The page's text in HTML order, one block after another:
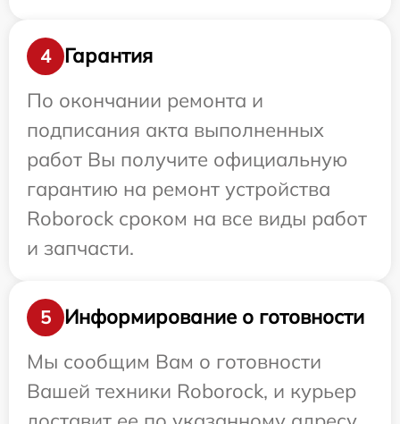
4
Гарантия
По окончании ремонта и
подписания акта выполненных
работ Вы получите официальную
гарантию на ремонт устройства
Roborock сроком на все виды работ
и запчасти.
5
Информирование о готовности
Мы сообщим Вам о готовности
Вашей техники Roborock, и курьер